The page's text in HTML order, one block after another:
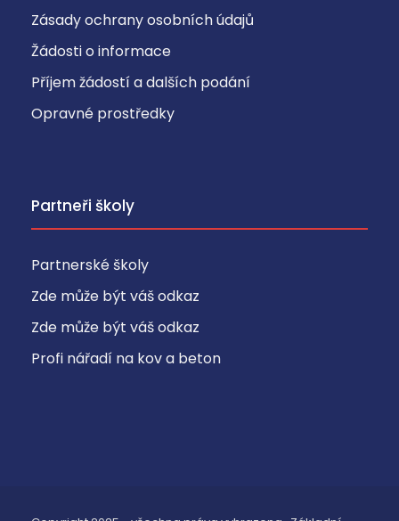
Zásady ochrany osobních údajů
Žádosti o informace
Příjem žádostí a dalších podání
Opravné prostředky
Partneři školy
Partnerské školy
Zde může být váš odkaz
Zde může být váš odkaz
Profi nářadí na kov a beton